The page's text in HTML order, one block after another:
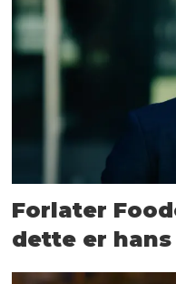
Forlater
dette er